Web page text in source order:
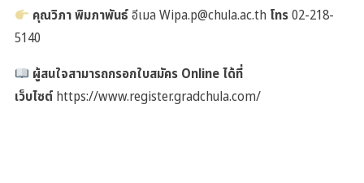
คุณวิภา พิมภาพันธ์อีเมล Wipa.p@chula.ac.th โทร02-218-
5140
ผู้สนใจสามารถกรอกใบสมัคร Online ได้ที่
เว็บไซต์ https://www.register.gradchula.com/